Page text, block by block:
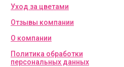
Уход за цветами
Отзывы компании
О компании
Политика обработки
персональных данных